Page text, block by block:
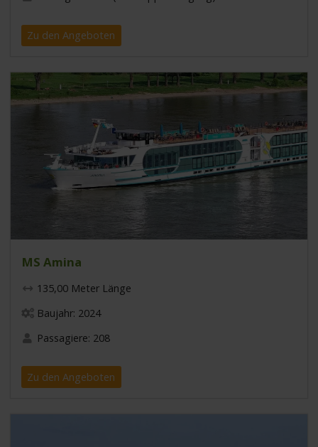
Zu den Angeboten
MS Amina
135,00 Meter Länge
Baujahr: 2024
Passagiere: 208
Zu den Angeboten